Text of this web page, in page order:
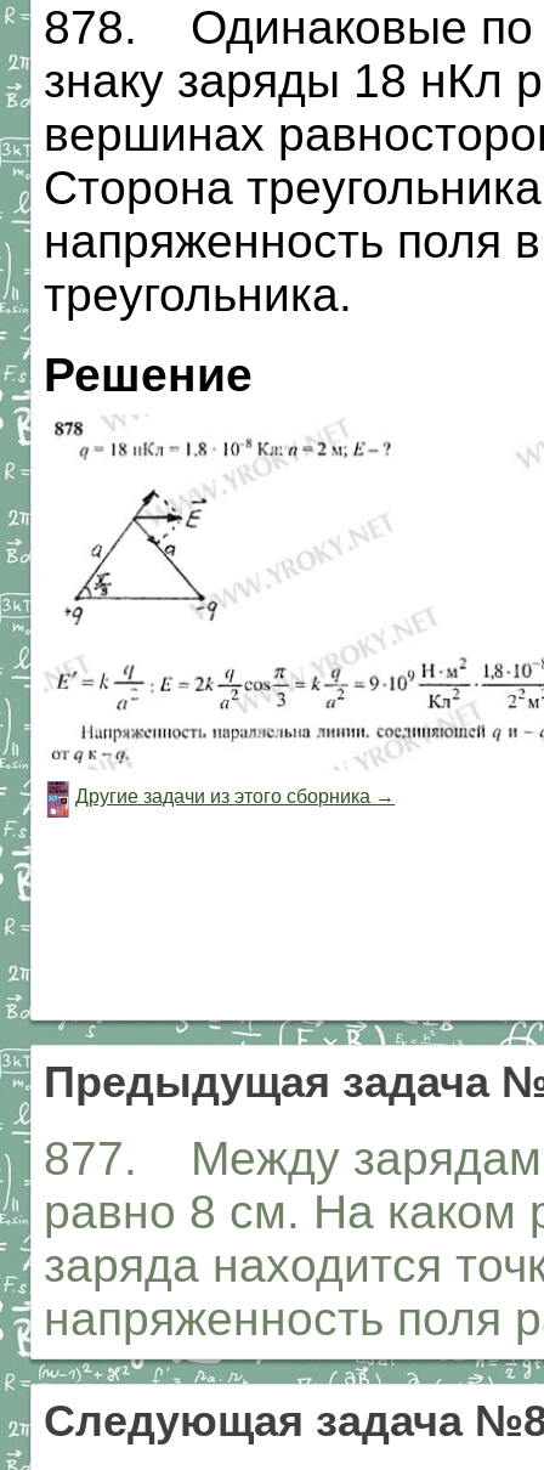
878. Одинаковые по
знаку заряды 18 нКл
вершинах
Сторона
напряженность поля
треугольника.
Решение
Другие задачи из этого сборника →
Предыдущая задача
877. Между
равно 8 см. На каком
заряда находится
напряженность поля
Следующая задача